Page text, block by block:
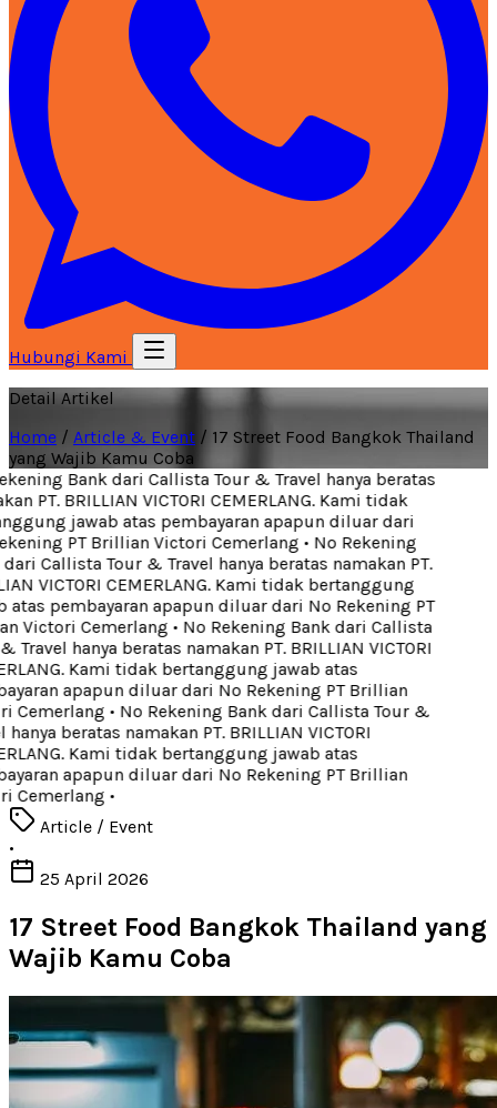
Hubungi Kami
Detail Artikel
Home / Article & Event / 17 Street Food Bangkok Thailand
yang Wajib Kamu Coba
Bank dari Callista Tour & Travel hanya beratas
PT. BRILLIAN VICTORI CEMERLANG. Kami tidak
jawab atas pembayaran apapun diluar dari
PT Brillian Victori Cemerlang• No Rekening
Callista Tour & Travel hanya beratas namakan PT.
VICTORI CEMERLANG. Kami tidak bertanggung
pembayaran apapun diluar dari No Rekening PT
Victori Cemerlang• No Rekening Bank dari Callista
Travel hanya beratas namakan PT. BRILLIAN VICTORI
Kami tidak bertanggung jawab atas
apapun diluar dari No Rekening PT Brillian
Cemerlang• No Rekening Bank dari Callista Tour &
beratas namakan PT. BRILLIAN VICTORI
Kami tidak bertanggung jawab atas
apapun diluar dari No Rekening PT Brillian
Cemerlang•
Article / Event
•
25 April 2026
17 Street Food Bangkok Thailand yang
Wajib Kamu Coba